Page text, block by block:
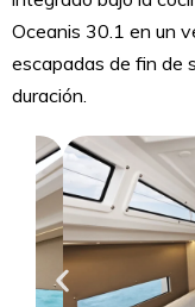
Oceanis 30.1 en un
escapadas de fin de
duración.